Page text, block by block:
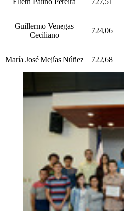
Guillermo Venegas
Ceciliano
724,06
María José Mejías Núñez 722,68